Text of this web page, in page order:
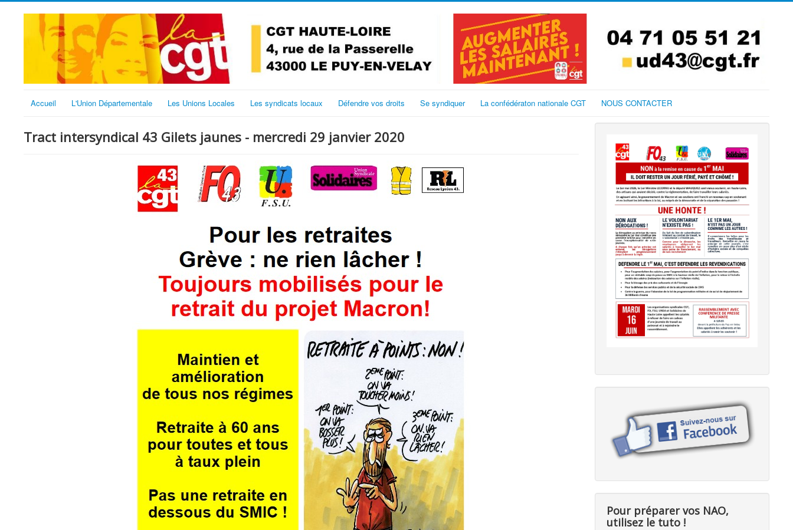
Accueil L'Union Départementale Les Unions Locales Les syndicats locaux Défendre vos droits Se syndiquer La confédératon nationale CGT NOUS CONTACTER
Tract intersyndical 43 Gilets jaunes - mercredi 29 janvier 2020
Pour préparer vos NAO,
utilisez le tuto !